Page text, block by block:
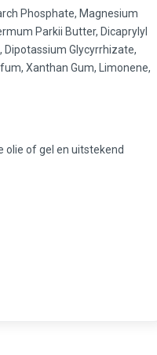
Phosphate, Magnesium
Parkii Butter, Dicaprylyl
Dipotassium Glycyrrhizate,
Xanthan Gum, Limonene,
olie of gel en uitstekend